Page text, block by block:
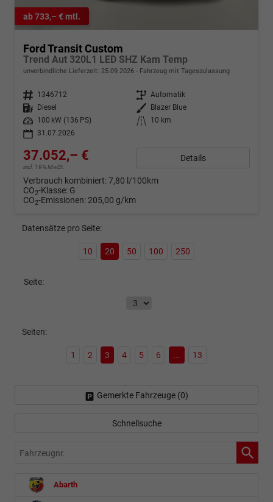
ab 733,– € mtl.
Ford Transit Custom
Trend Aut 320L1 LED SHZ Kam Temp
unverbindliche Lieferzeit: 25.09.2026 Fahrzeug mit Tageszulassung
Fahrzeugnr. 1346712 Getriebe Automatik
Kraftstoff
Diesel Außenfarbe
Blazer Blue
Leistung
100 kW (136 PS) Kilometerstand
10 km
31.07.2026
37.052,– €
incl. 19% MwSt.
Details
Verbrauch kombiniert:7,80 l/100km
CO2-Klasse: G
CO2-Emissionen: 205,00 g/km
Datensätze pro Seite:
10 20 50 100 250
Seite:
Seiten:
1 2 3 4 5 6 ... 13
Gemerkte Fahrzeuge (0)
Schnellsuche
Fahrzeugnr.
Abarth